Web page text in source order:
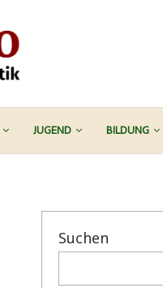
JUGEND BILDUNG
Suchen